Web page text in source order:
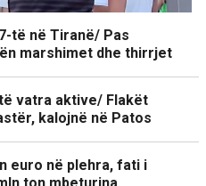
të në Tiranë/ Pas
marshimet dhe thirrjet
vatra aktive/ Flakët
kalojnë në Patos
euro në plehra, fati i